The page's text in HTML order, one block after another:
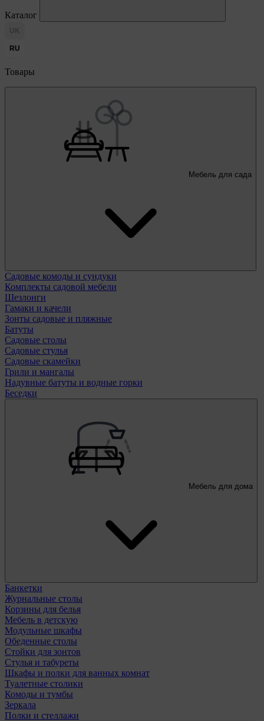
Каталог
UK
RU
Товары
Мебель для сада
Садовые комоды и сундуки
Комплекты садовой мебели
Шезлонги
Гамаки и качели
Зонты садовые и пляжные
Батуты
Садовые столы
Садовые стулья
Садовые скамейки
Грили и мангалы
Надувные батуты и водные горки
Беседки
Мебель для дома
Банкетки
Журнальные столы
Корзины для белья
Мебель в детскую
Модульные шкафы
Обеденные столы
Стойки для зонтов
Стулья и табуреты
Шкафы и полки для ванных комнат
Туалетные столики
Комоды и тумбы
Зеркала
Полки и стеллажи